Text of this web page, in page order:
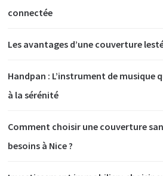
connectée
Les avantages d’une couverture
Handpan : L’instrument de musique
à la sérénité
Comment choisir une couverture
besoins à Nice ?